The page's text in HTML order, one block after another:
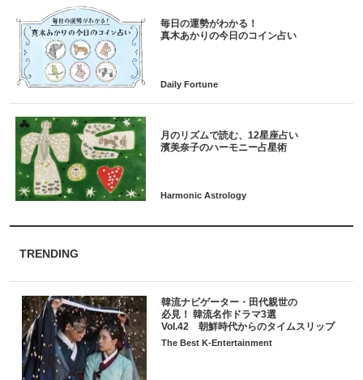
毎日の運勢がわかる！
月のリズムで読む、12星座占い
TRENDING
韓流ナビゲーター・田代親世の
必見！ 韓流名作ドラマ3選
Vol.42 朝鮮時代からのタイムスリップ
The Best K-Entertainment